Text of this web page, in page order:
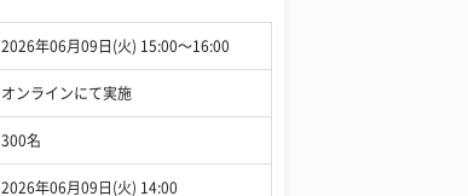
2026年06月09日(火) 15:00〜16:00
オンラインにて実施
300名
2026年06月09日(火) 14:00